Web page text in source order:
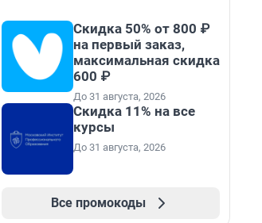
Скидка 50% от 800 ₽
на первый заказ,
максимальная скидка
600 ₽
До 31 августа, 2026
Скидка 11% на все
курсы
До 31 августа, 2026
Все промокоды